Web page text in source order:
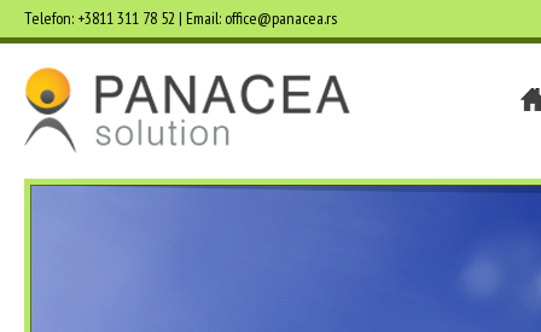
Telefon: +3811 311 78 52 | Email: office@panacea.rs